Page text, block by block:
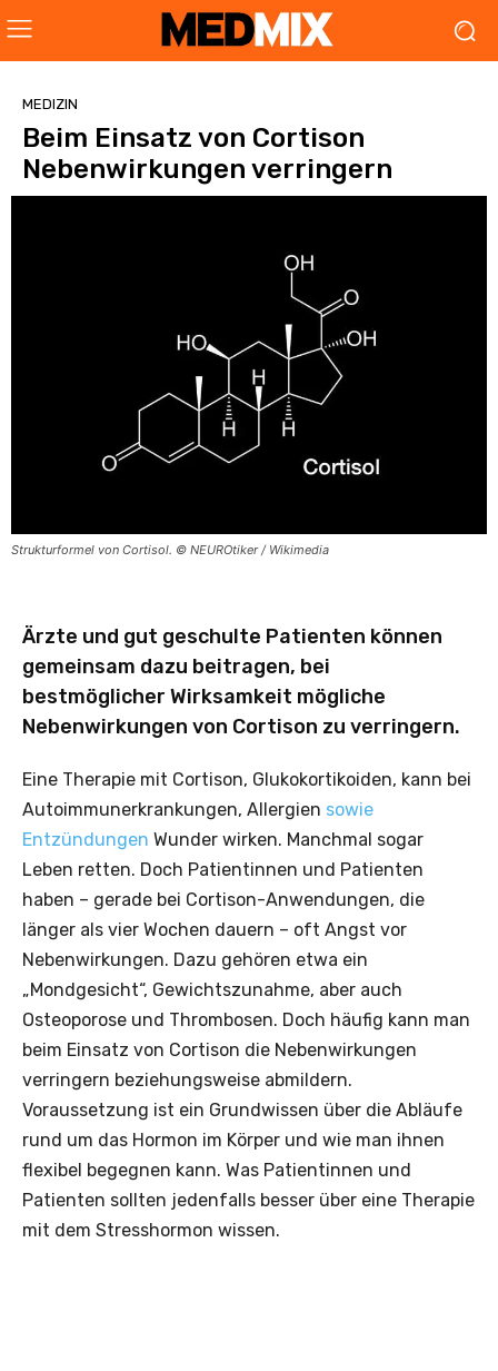
MEDIZIN
Beim Einsatz von Cortison
Nebenwirkungen verringern
Strukturformel von Cortisol. © NEUROtiker / Wikimedia
Ärzte und gut geschulte Patienten können
gemeinsam dazu beitragen, bei
bestmöglicher Wirksamkeit mögliche
Nebenwirkungen von Cortison zu verringern.
Eine Therapie mit Cortison, Glukokortikoiden, kann bei
Autoimmunerkrankungen, Allergien sowie
Entzündungen Wunder wirken. Manchmal sogar
Leben retten. Doch Patientinnen und Patienten
haben – gerade bei Cortison-Anwendungen, die
länger als vier Wochen dauern – oft Angst vor
Nebenwirkungen. Dazu gehören etwa ein
„Mondgesicht“, Gewichtszunahme, aber auch
Osteoporose und Thrombosen. Doch häufig kann man
beim Einsatz von Cortison die Nebenwirkungen
verringern beziehungsweise abmildern.
Voraussetzung ist ein Grundwissen über die Abläufe
rund um das Hormon im Körper und wie man ihnen
flexibel begegnen kann. Was Patientinnen und
Patienten sollten jedenfalls besser über eine Therapie
mit dem Stresshormon wissen.